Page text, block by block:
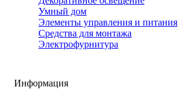
Умный дом
Элементы управления и питания
Средства для монтажа
Электрофурнитура
Информация